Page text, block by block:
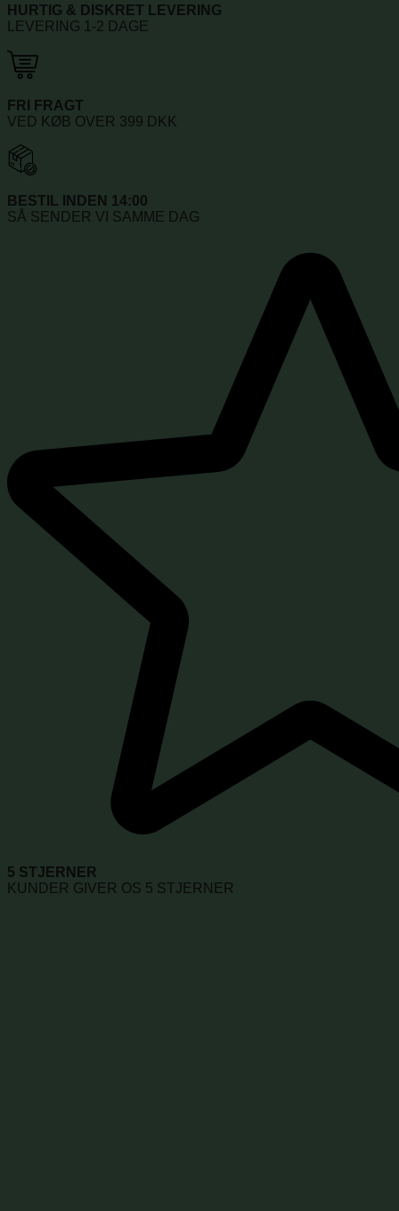
HURTIG & DISKRET LEVERING
LEVERING 1-2 DAGE
FRI FRAGT
VED KØB OVER 399 DKK
BESTIL INDEN 14:00
SÅ SENDER VI SAMME DAG
5 STJERNER
KUNDER GIVER OS 5 STJERNER